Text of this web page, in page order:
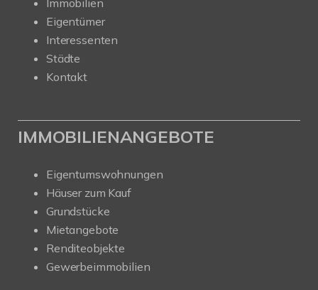
Eigentümer
Interessenten
Städte
Kontakt
IMMOBILIENANGEBOTE
Eigentumswohnungen
Häuser zum Kauf
Grundstücke
Mietangebote
Renditeobjekte
Gewerbeimmobilien